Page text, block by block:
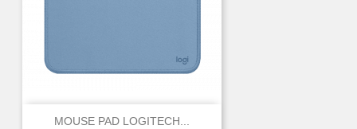
MOUSE PAD LOGITECH...